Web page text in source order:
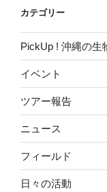
カテゴリー
PickUp ! 沖縄の生
イベント
ツアー報告
ニュース
フィールド
日々の活動